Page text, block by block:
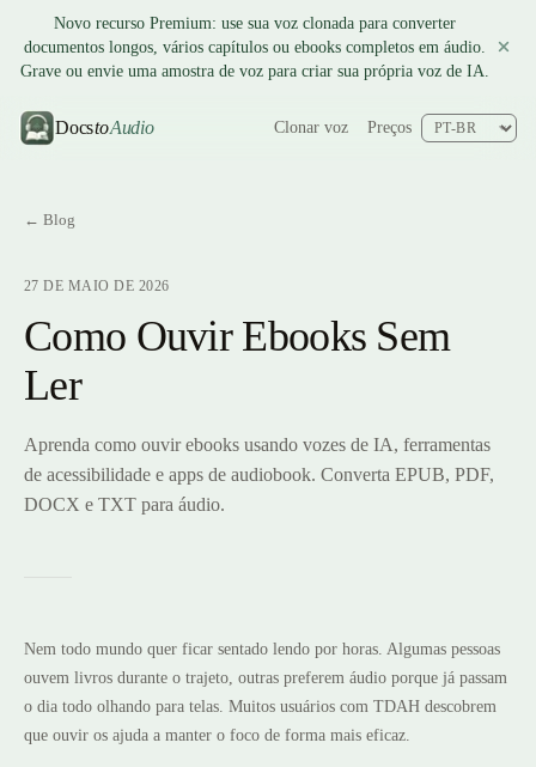
Novo recurso Premium: use sua voz clonada para converter
documentos longos, vários capítulos ou ebooks completos em áudio.
Grave ou envie uma amostra de voz para criar sua própria voz de IA.
DocstoAudio Clonar voz Preços
← Blog
27 DE MAIO DE 2026
Como Ouvir Ebooks Sem
Ler
Aprenda como ouvir ebooks usando vozes de IA, ferramentas
de acessibilidade e apps de audiobook. Converta EPUB, PDF,
DOCX e TXT para áudio.
Nem todo mundo quer ficar sentado lendo por horas. Algumas pessoas
ouvem livros durante o trajeto, outras preferem áudio porque já passam
o dia todo olhando para telas. Muitos usuários com TDAH descobrem
que ouvir os ajuda a manter o foco de forma mais eficaz.